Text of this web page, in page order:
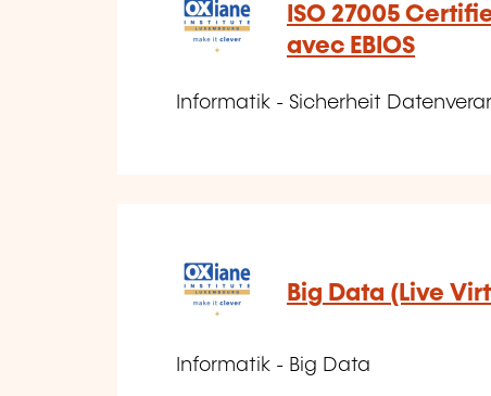
ISO 27005
avec EBIOS
Informatik - Sicherheit
Big Data (Live
Informatik - Big Data